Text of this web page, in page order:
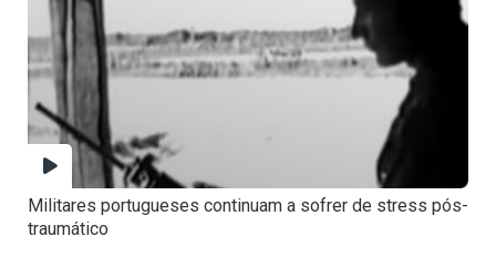
Militares portugueses continuam a sofrer de stress pós-
traumático